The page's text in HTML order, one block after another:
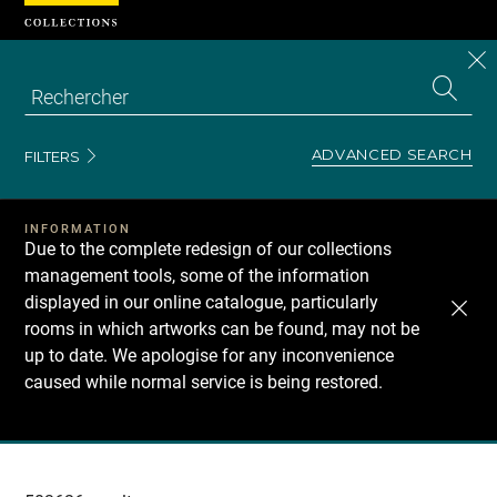
FILTERS ADVANCED SEARCH
INFORMATION
Due to the complete redesign of our collections
management tools, some of the information
displayed in our online catalogue, particularly
rooms in which artworks can be found, may not be
up to date. We apologise for any inconvenience
caused while normal service is being restored.
Recherche
Cookies management panel